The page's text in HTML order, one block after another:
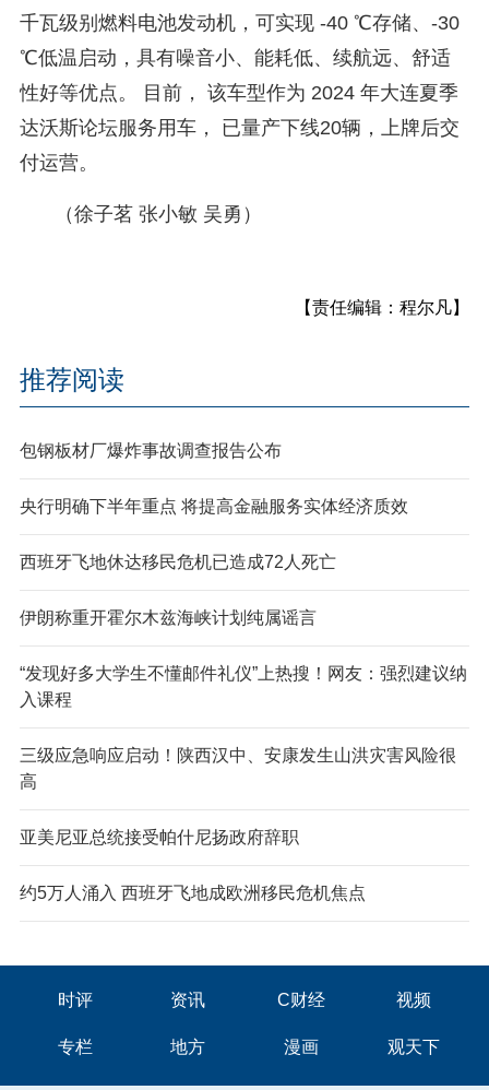
千瓦级别燃料电池发动机，可实现 -40 ℃存储、-30
℃低温启动，具有噪音小、能耗低、续航远、舒适
性好等优点。 目前， 该车型作为 2024 年大连夏季
达沃斯论坛服务用车， 已量产下线20辆，上牌后交
付运营。
（徐子茗 张小敏 吴勇）
【责任编辑：程尔凡】
推荐阅读
包钢板材厂爆炸事故调查报告公布
央行明确下半年重点 将提高金融服务实体经济质效
西班牙飞地休达移民危机已造成72人死亡
伊朗称重开霍尔木兹海峡计划纯属谣言
“发现好多大学生不懂邮件礼仪”上热搜！网友：强烈建议纳
入课程
三级应急响应启动！陕西汉中、安康发生山洪灾害风险很
高
亚美尼亚总统接受帕什尼扬政府辞职
约5万人涌入 西班牙飞地成欧洲移民危机焦点
时评 资讯 C财经 视频
专栏 地方 漫画 观天下